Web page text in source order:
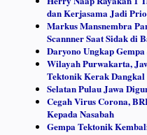
dan Kerjasama Jadi
Markus Mansnembra
Scannner Saat Sidak di
Daryono Ungkap
Wilayah Purwakarta,
Tektonik Kerak Dangkal
Selatan Pulau Jawa
Cegah Virus Corona,
Kepada Nasabah
Gempa Tektonik